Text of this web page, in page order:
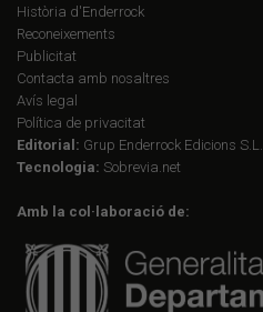
Història d'Enderrock
Reconeixements
Publicitat
Contacta amb nosaltres
Avís legal
Política de privacitat
Editorial: Grup Enderrock Edicions S.L.
Tecnologia: Sobrevia.net
Amb la col·laboració de: